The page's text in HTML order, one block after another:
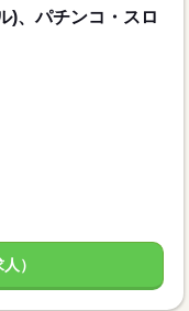
)、パチンコ・スロ
）